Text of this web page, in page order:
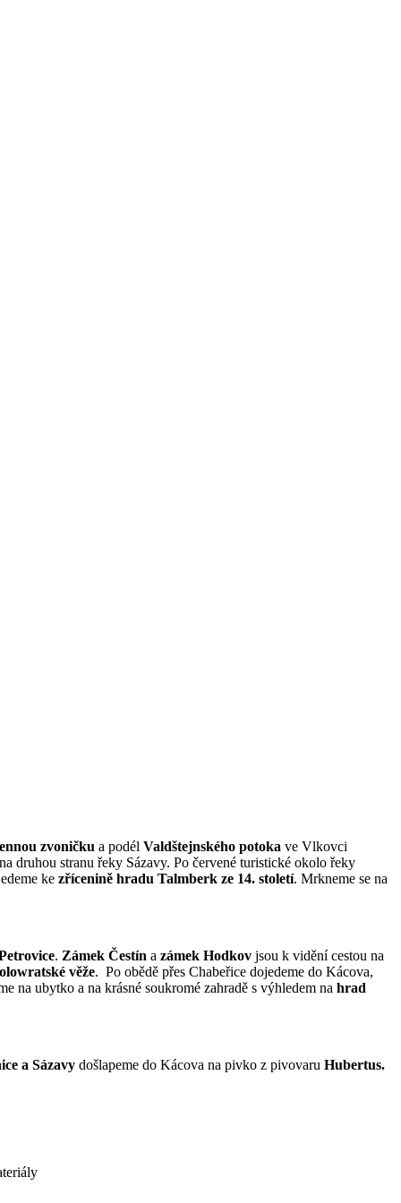
zvoničku a podél Valdštejnského potoka ve Vlkovci
druhou stranu řeky Sázavy. Po červené turistické okolo řeky
ke zřícenině hradu Talmberk ze 14. století. Mrkneme se na
. Zámek Čestín a zámek Hodkov jsou k vidění cestou na
věže. Po obědě přes Chabeřice dojedeme do Kácova,
na ubytko a na krásné soukromé zahradě s výhledem na hrad
a Sázavy došlapeme do Kácova na pivko z pivovaru Hubertus.